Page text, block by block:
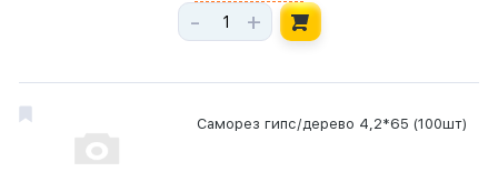
- +
Саморез гипс/дерево 4,2*65 (100шт)